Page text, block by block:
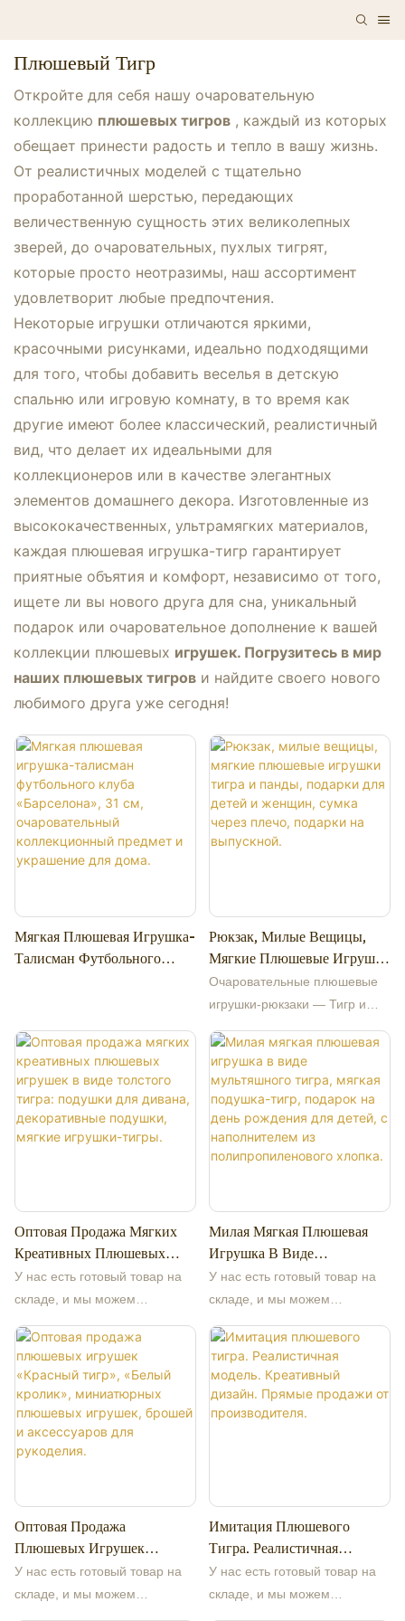
Плюшевый Тигр
Откройте для себя нашу очаровательную
коллекцию плюшевых тигров , каждый из которых
обещает принести радость и тепло в вашу жизнь.
От реалистичных моделей с тщательно
проработанной шерстью, передающих
величественную сущность этих великолепных
зверей, до очаровательных, пухлых тигрят,
которые просто неотразимы, наш ассортимент
удовлетворит любые предпочтения.
Некоторые игрушки отличаются яркими,
красочными рисунками, идеально подходящими
для того, чтобы добавить веселья в детскую
спальню или игровую комнату, в то время как
другие имеют более классический, реалистичный
вид, что делает их идеальными для
коллекционеров или в качестве элегантных
элементов домашнего декора. Изготовленные из
высококачественных, ультрамягких материалов,
каждая плюшевая игрушка-тигр гарантирует
приятные объятия и комфорт, независимо от того,
ищете ли вы нового друга для сна, уникальный
подарок или очаровательное дополнение к вашей
коллекции плюшевых игрушек. Погрузитесь в мир
наших плюшевых тигров и найдите своего нового
любимого друга уже сегодня!
Мягкая Плюшевая Игрушка-
Талисман Футбольного
Украшение Для Дома.
Рюкзак, Милые Вещицы,
Мягкие Плюшевые Игрушки
Тигра И Панды, Подарки
Для Детей И Женщин,
На Выпускной.
Очаровательные плюшевые
игрушки-рюкзаки — Тигр и
компаньонов. В этой
захватывающей коллекции
мы предлагаем уникальные
плюшевые игрушки в этот
особенный день, 13 сентября
2024 года. Наши плюшевые
обычные мягкие игрушки. Они
созданы в креативной
концепции рюкзака.
Плюшевый тигр
демонстрирует свирепые, но
величественного животного, с
детальной прорисовкой и
милым выражением
мордочки. Плюшевая панда, с
телом и невинным личиком.
Эти игрушки изготовлены из
высококачественных мягких
материалов, приятных на
ощупь. Дизайн рюкзака
Оптовая Продажа Мягких
Креативных Плюшевых
Игрушек В Виде Толстого
Тигра: Подушки Для
Подушки, Мягкие Игрушки-
Тигры.
У нас есть готовый товар на
складе, и мы можем
образцы. Наша компания
специализируется на
высококачественных
плюшевых игрушках,
оригинальном дизайне,
производстве и оптовой
более 13 лет работы на
заводе. Поддерживаем
изготовление образцов по
индивидуальным
изображениям, добро
Милая Мягкая Плюшевая
Игрушка В Виде
Мультяшного Тигра, Мягкая
Подушка-Тигр, Подарок На
Наполнителем Из
Полипропиленового
Хлопка.
У нас есть готовый товар на
складе, и мы можем
образцы. Наша компания
специализируется на
высококачественных
плюшевых игрушках,
более 13 лет работы на
заводе. Поддерживаем
изготовление образцов по
индивидуальным
изображениям, добро
Оптовая Продажа
Плюшевых Игрушек
«Красный Тигр», «Белый
Кролик», Миниатюрных
У нас есть готовый товар на
складе, и мы можем
Имитация Плюшевого
Тигра. Реалистичная
Модель. Креативный
Дизайн. Прямые Продажи
У нас есть готовый товар на
складе, и мы можем